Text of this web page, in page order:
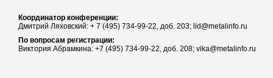
Координатор конференции:
Дмитрий Ляховский: + 7 (495) 734-99-22, доб. 203; lid@metalinfo.ru
По вопросам регистрации:
Виктория Абрамкина: +7 (495) 734-99-22, доб. 208; vika@metalinfo.ru